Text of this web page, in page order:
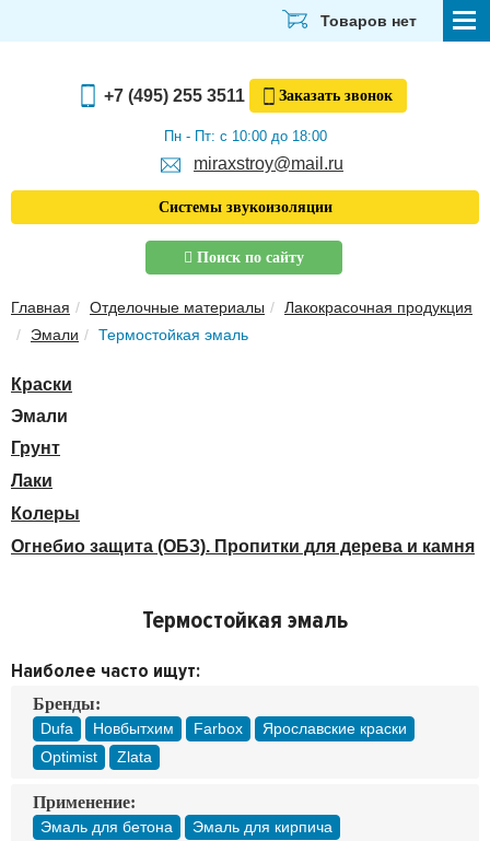
ОТДЕЛОЧНЫЕ МАТЕРИАЛЫ
ЭЛЕКТРИКА И ОСВЕЩЕНИЕ
ЗВУКОИЗОЛЯЦИЯ
Главная
О компании
Оплата
Контакты
Войти в магазин Регистрация
Товаров нет
+7 (495) 255 3511 Заказать звонок
Пн - Пт: с 10:00 до 18:00
miraxstroy@mail.ru
Системы звукоизоляции
Поиск по сайту
Главная Отделочные материалы
Лакокрасочная продукция
Эмали
Термостойкая эмаль
Краски
Эмали
Грунт
Лаки
Колеры
Огнебио защита (ОБЗ). Пропитки для дерева и камня
Термостойкая эмаль
Наиболее часто ищут:
Бренды:
Dufa Новбытхим Farbox
Ярославские краски
Optimist
Zlata
Применение:
Эмаль для бетона
Эмаль для кирпича